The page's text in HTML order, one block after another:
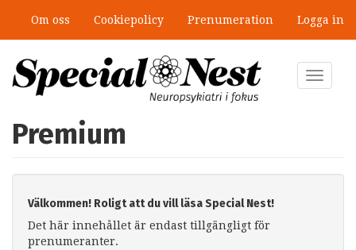
huvudinnehåll
Om oss Cookiepolicy Prenumeration Logga in
Toggle
Premium
Välkommen! Roligt att du vill läsa Special Nest!
Det här innehållet är endast tillgängligt för
prenumeranter.